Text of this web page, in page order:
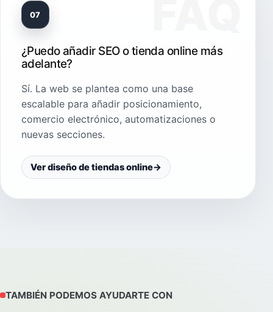
07
¿Puedo añadir SEO o tienda online más
adelante?
Sí. La web se plantea como una base
escalable para añadir posicionamiento,
comercio electrónico, automatizaciones o
nuevas secciones.
Ver diseño de tiendas online→
TAMBIÉN PODEMOS AYUDARTE CON